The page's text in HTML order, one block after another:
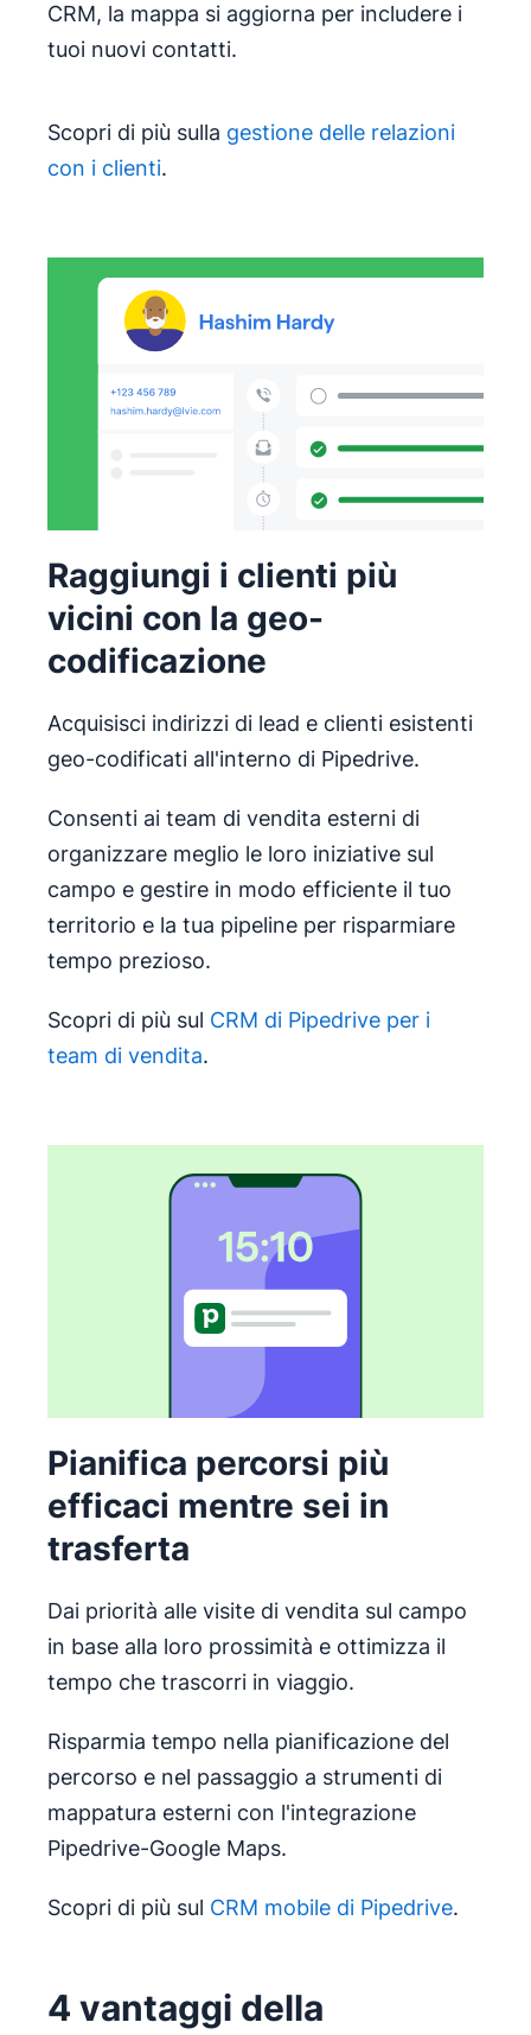
CRM, la mappa si aggiorna per includere i
tuoi nuovi contatti.
Scopri di più sulla gestione delle relazioni
con i clienti.
Raggiungi i clienti più
vicini con la geo-
codificazione
Acquisisci indirizzi di lead e clienti esistenti
geo-codificati all'interno di Pipedrive.
Consenti ai team di vendita esterni di
organizzare meglio le loro iniziative sul
campo e gestire in modo efficiente il tuo
territorio e la tua pipeline per risparmiare
tempo prezioso.
Scopri di più sul CRM di Pipedrive per i
team di vendita.
Pianifica percorsi più
efficaci mentre sei in
trasferta
Dai priorità alle visite di vendita sul campo
in base alla loro prossimità e ottimizza il
tempo che trascorri in viaggio.
Risparmia tempo nella pianificazione del
percorso e nel passaggio a strumenti di
mappatura esterni con l'integrazione
Pipedrive-Google Maps.
Scopri di più sul CRM mobile di Pipedrive.
4 vantaggi della